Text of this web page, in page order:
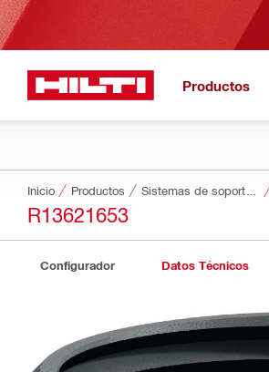
Productos
Inicio Productos
R13621653
Configurador Datos Técnicos